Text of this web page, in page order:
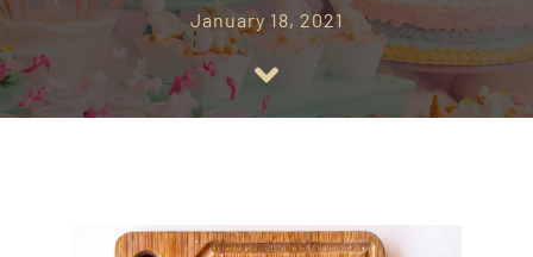
CONTACT January 18, 2021